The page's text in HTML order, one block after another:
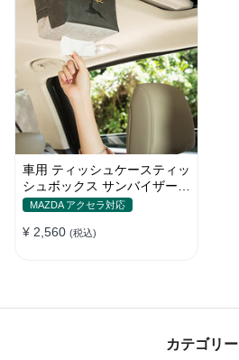
車用 ティッシュケースティッ
シュボックス サンバイザー取
付 車 収納 簡単取付 ワンタッ
取付簡単 車用品
MAZDA アクセラ対応
¥ 2,560 (税込)
カテゴリー